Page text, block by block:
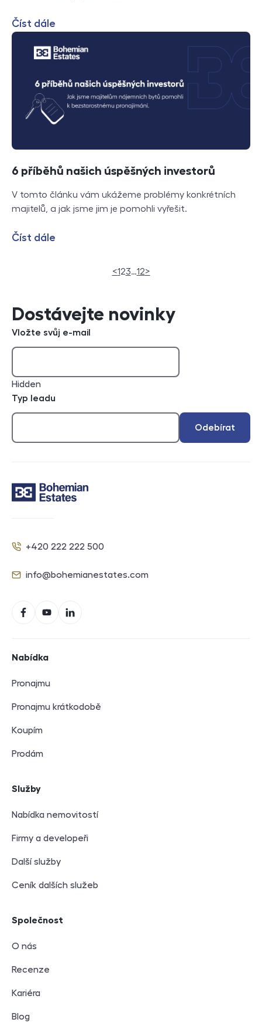
Číst dále
6 příběhů našich úspěšných investorů
V tomto článku vám ukážeme problémy konkrétních
majitelů, a jak jsme jim je pomohli vyřešit.
Číst dále
<12(current)
3…12>
Dostávejte novinky
Vložte svůj e-mail
Hidden
Typ leadu
Odebírat
Telefon
+420 222 222 500
E-mail
info@bohemianestates.com
FacebookYouTubeLinkedIn
Nabídka
Pronajmu
Pronajmu krátkodobě
Koupím
Prodám
Služby
Nabídka nemovitostí
Firmy a developeři
Další služby
Ceník dalších služeb
Společnost
O nás
Recenze
Kariéra
Blog